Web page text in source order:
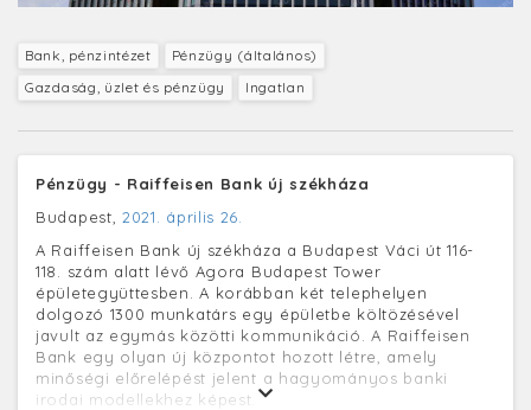
Bank, pénzintézet
Pénzügy (általános)
Gazdaság, üzlet és pénzügy
Ingatlan
Pénzügy - Raiffeisen Bank új székháza
Budapest, 2021. április 26.
A Raiffeisen Bank új székháza a Budapest Váci út 116-
118. szám alatt lévő Agora Budapest Tower
épületegyüttesben. A korábban két telephelyen
dolgozó 1300 munkatárs egy épületbe költözésével
javult az egymás közötti kommunikáció. A Raiffeisen
Bank egy olyan új központot hozott létre, amely
minőségi előrelépést jelent a hagyományos banki
irodai modellekhez képest.